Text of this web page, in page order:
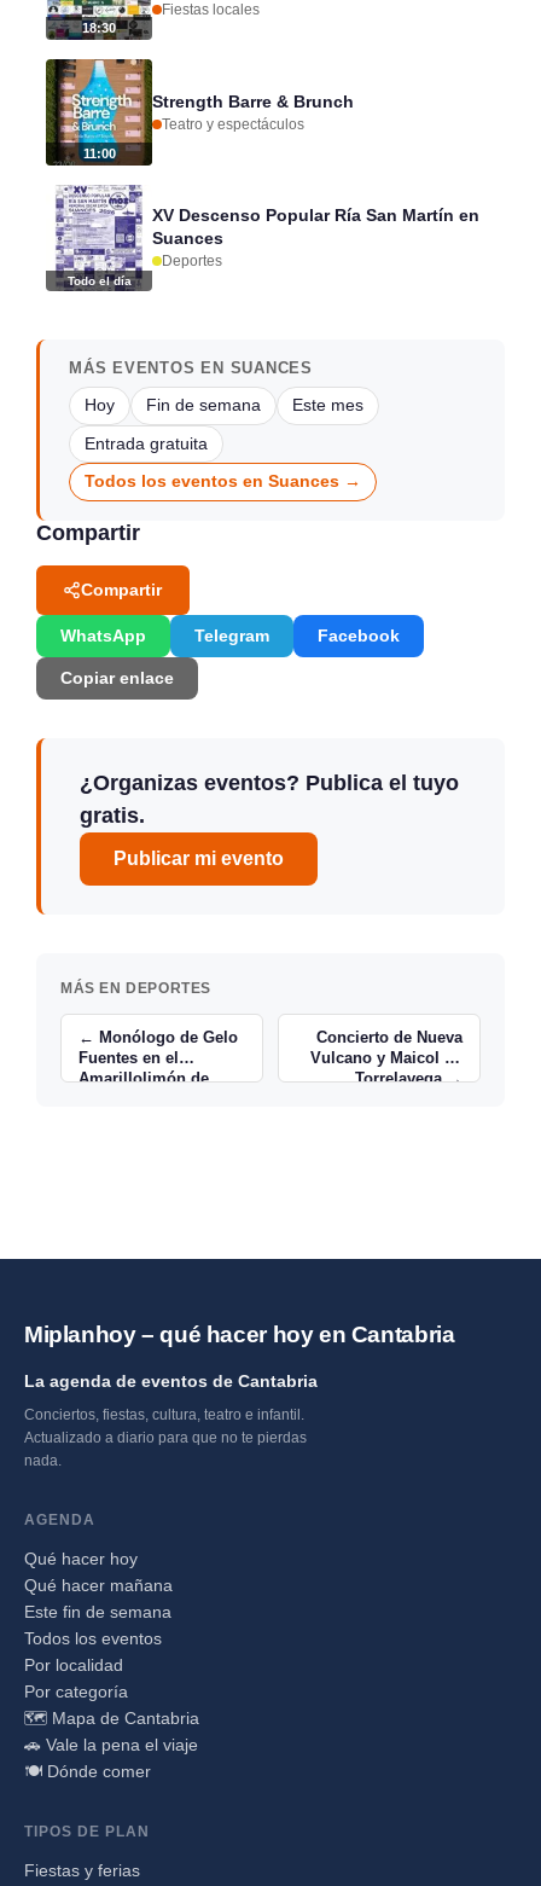
18:30
Fiestas locales
11:00
Strength Barre & Brunch
Teatro y espectáculos
Todo el día
XV Descenso Popular Ría San Martín en
Suances
Deportes
MÁS EVENTOS EN SUANCES
Hoy Fin de semana Este mes
Entrada gratuita
Todos los eventos en Suances →
Compartir
Compartir
WhatsApp Telegram Facebook
Copiar enlace
¿Organizas eventos? Publica el tuyo
gratis.
Publicar mi evento
MÁS EN DEPORTES
← Monólogo de Gelo
Fuentes en el
Amarillolimón de
Concierto de Nueva
Vulcano y Maicol en
Torrelavega →
Miplanhoy – qué hacer hoy en Cantabria
La agenda de eventos de Cantabria
Conciertos, fiestas, cultura, teatro e infantil.
Actualizado a diario para que no te pierdas
nada.
AGENDA
Qué hacer hoy
Qué hacer mañana
Este fin de semana
Todos los eventos
Por localidad
Por categoría
🗺️ Mapa de Cantabria
🚗 Vale la pena el viaje
🍽️ Dónde comer
TIPOS DE PLAN
Fiestas y ferias